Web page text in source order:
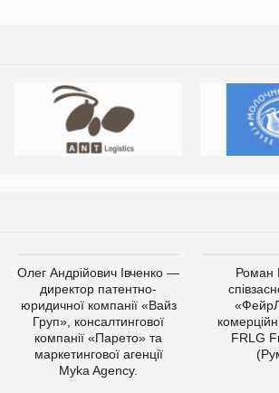
Олег Андрійович Івченко —
директор патентно-
юридичної компанії «Вайз
Груп», консалтингової
компанії «Парето» та
маркетингової агенції
Myka Agency.
Роман
FRLG